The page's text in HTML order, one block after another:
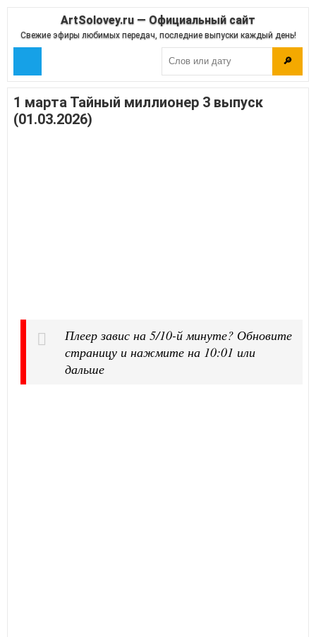
ArtSolovey.ru — Официальный сайт
Свежие эфиры любимых передач, последние выпуски каждый день!
🔎
1 марта Тайный миллионер 3 выпуск
(01.03.2026)
Плеер завис на 5/10-й минуте? Обновите
страницу и нажмите на 10:01 или
дальше